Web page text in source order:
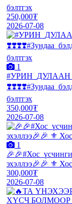
бэлтгэх
250,000₮
2026-07-08
1
бэлтгэх
350,000₮
2026-07-08
1
эхэллээ🎉🎉 ⚜️ Хос
300,000₮
2026-07-08